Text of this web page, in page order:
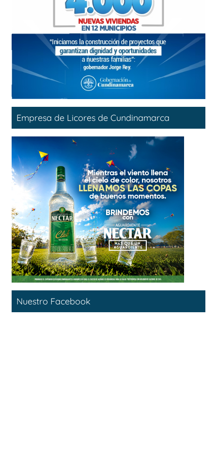
Empresa de Licores de Cundinamarca
Nuestro Facebook